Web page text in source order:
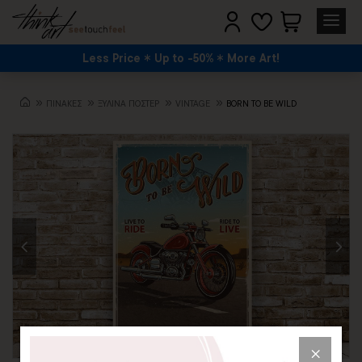
Less Price Up to -50% More Art!
ΠΙΝΑΚΕΣ ΞΥΛΙΝΑ ΠΟΣΤΕΡ VINTAGE BORN TO BE WILD